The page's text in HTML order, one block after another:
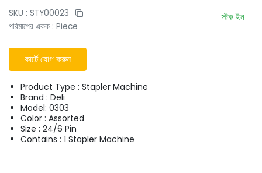
SKU : STY00023
পরিমাপের একক : Piece
স্টক ইন
কার্টে যোগ করুন
Product Type : Stapler Machine
Brand : Deli
Model: 0303
Color : Assorted
Size : 24/6 Pin
Contains : 1 Stapler Machine